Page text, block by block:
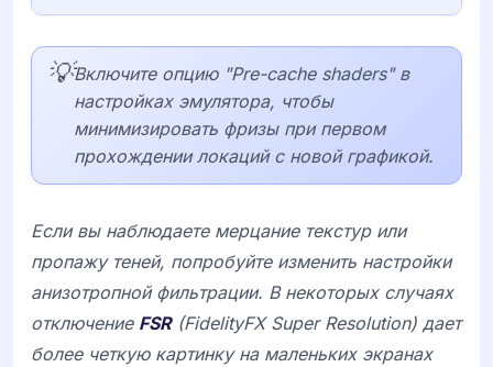
💡Включите опцию "Pre-cache shaders" в
настройках эмулятора, чтобы
минимизировать фризы при первом
прохождении локаций с новой графикой.
Если вы наблюдаете мерцание текстур или
пропажу теней, попробуйте изменить настройки
анизотропной фильтрации. В некоторых случаях
отключение FSR(FidelityFX Super Resolution) дает
более четкую картинку на маленьких экранах